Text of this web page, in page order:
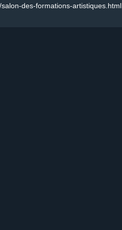
des-formations-artistiques.html